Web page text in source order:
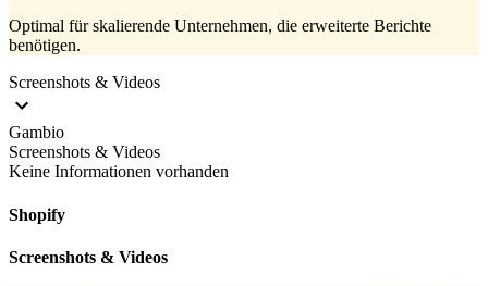
Optimal für skalierende Unternehmen, die erweiterte Berichte
benötigen.
Screenshots & Videos
Gambio
Screenshots & Videos
Keine Informationen vorhanden
Shopify
Screenshots & Videos